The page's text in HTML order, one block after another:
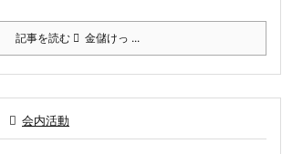
記事を読む 金儲けっ ...
 会内活動